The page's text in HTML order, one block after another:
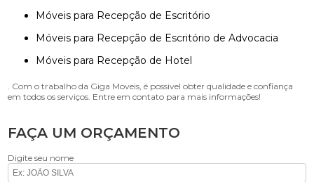
Móveis para Recepção de Escritório
Móveis para Recepção de Escritório de Advocacia
Móveis para Recepção de Hotel
. Com o trabalho da Giga Moveis, é possivel obter qualidade e confiança
em todos os serviços. Entre em contato para mais informações!
FAÇA UM ORÇAMENTO
Digite seu nome